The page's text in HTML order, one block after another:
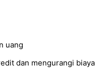
uang
dan mengurangi biaya